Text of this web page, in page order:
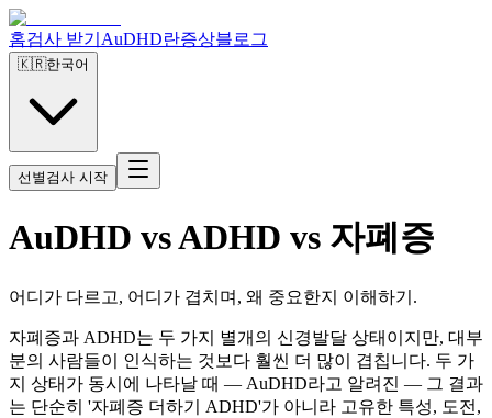
홈검사 받기 AuDHD란증상블로그
🇰🇷한국어
선별검사 시작
AuDHD vs ADHD vs 자폐증
어디가 다르고, 어디가 겹치며, 왜 중요한지 이해하기.
자폐증과 ADHD는 두 가지 별개의 신경발달 상태이지만, 대부
분의 사람들이 인식하는 것보다 훨씬 더 많이 겹칩니다. 두 가
지 상태가 동시에 나타날 때 — AuDHD라고 알려진 — 그 결과
는 단순히 '자폐증 더하기 ADHD'가 아니라 고유한 특성, 도전,